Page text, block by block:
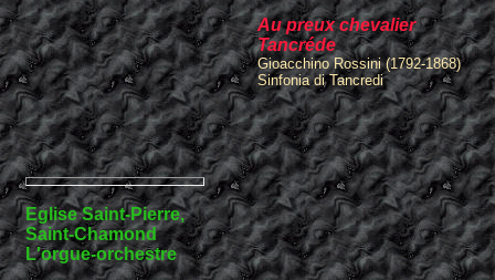
Au preux chevalier
Tancréde
Gioacchino Rossini (1792-1868)
Sinfonia di Tancredi
Eglise Saint-Pierre,
Saint-Chamond
L'orgue-orchestre